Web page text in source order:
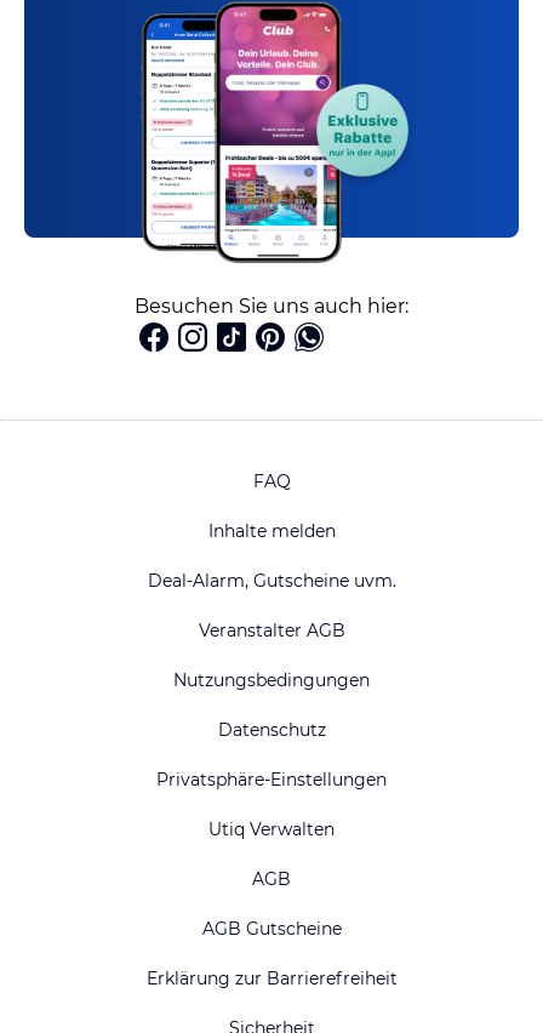
Besuchen Sie uns auch hier:
FAQ
Inhalte melden
Deal-Alarm, Gutscheine uvm.
Veranstalter AGB
Nutzungsbedingungen
Datenschutz
Privatsphäre-Einstellungen
Utiq Verwalten
AGB
AGB Gutscheine
Erklärung zur Barrierefreiheit
Sicherheit